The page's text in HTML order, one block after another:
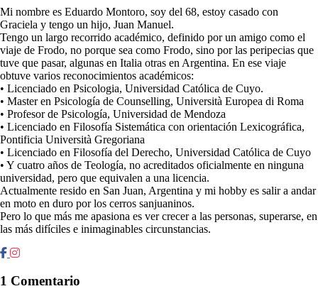
Mi nombre es Eduardo Montoro, soy del 68, estoy casado con
Graciela y tengo un hijo, Juan Manuel.
Tengo un largo recorrido académico, definido por un amigo como el
viaje de Frodo, no porque sea como Frodo, sino por las peripecias que
tuve que pasar, algunas en Italia otras en Argentina. En ese viaje
obtuve varios reconocimientos académicos:
• Licenciado en Psicologia, Universidad Católica de Cuyo.
• Master en Psicología de Counselling, Università Europea di Roma
• Profesor de Psicología, Universidad de Mendoza
• Licenciado en Filosofía Sistemática con orientación Lexicográfica,
Pontificia Università Gregoriana
• Licenciado en Filosofía del Derecho, Universidad Católica de Cuyo
• Y cuatro años de Teología, no acreditados oficialmente en ninguna
universidad, pero que equivalen a una licencia.
Actualmente resido en San Juan, Argentina y mi hobby es salir a andar
en moto en duro por los cerros sanjuaninos.
Pero lo que más me apasiona es ver crecer a las personas, superarse, en
las más difíciles e inimaginables circunstancias.
1 Comentario